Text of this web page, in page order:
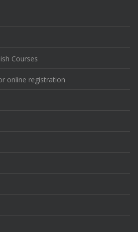
Courses
online registration